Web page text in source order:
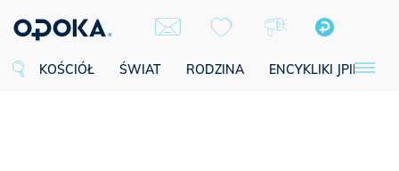
KOŚCIÓŁ ŚWIAT RODZINA ENCYKLIKI JPII